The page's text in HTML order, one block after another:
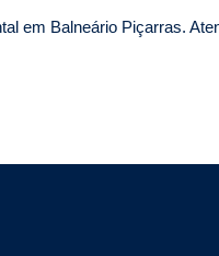
em Balneário Piçarras.